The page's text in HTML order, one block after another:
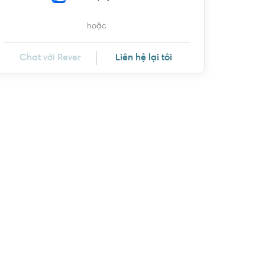
hoặc
Chat với Rever Liên hệ lại tôi